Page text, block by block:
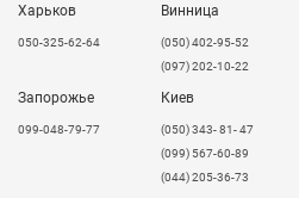
Харьков
050-325-62-64
Винница
(050) 402-95-52
(097) 202-10-22
Запорожье
099-048-79-77
Киев
(050) 343- 81- 47
(099) 567-60-89
(044) 205-36-73